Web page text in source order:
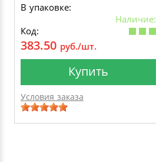
В упаковке:
Наличие:
Код:
383.50 руб./шт.
Купить
Условия заказа